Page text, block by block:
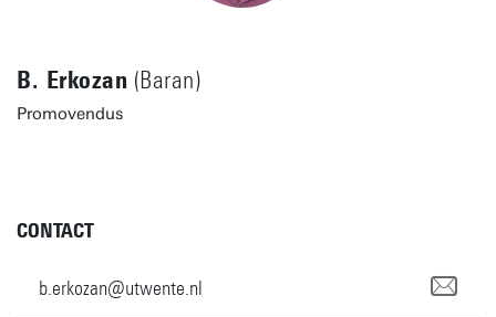
B. Erkozan (Baran)
Promovendus
CONTACT
b.erkozan@utwente.nl